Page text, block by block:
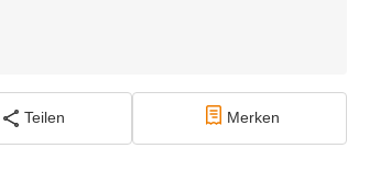
Teilen Merken